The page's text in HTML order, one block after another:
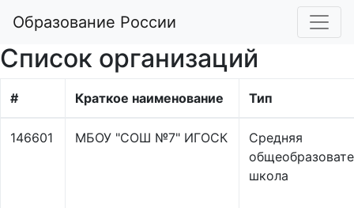
Образование России
Список организаций
# Краткое наименование Тип
146601 МБОУ "СОШ №7" ИГОСК
Средняя
школа